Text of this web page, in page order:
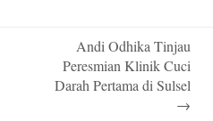
Andi Odhika Tinjau
Peresmian Klinik Cuci
Darah Pertama di Sulsel
→